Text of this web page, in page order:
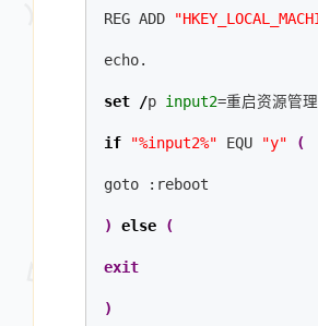
REG ADD
echo.
set /p input2=重启资源管
if "%input2%" EQU "y" (
goto :reboot
) else (
exit
)